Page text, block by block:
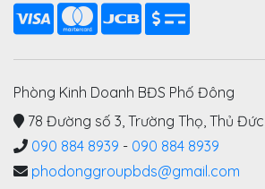
Phòng Kinh Doanh BĐS Phố Đông
78 Đường số 3, Trường Thọ, Thủ
090 884 8939 - 090 884 8939
phodonggroupbds@gmail.com